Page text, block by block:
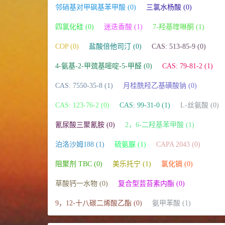
邻硝基对甲砜基苯甲酸 (0) 三氯水杨酸 (0)
四氯化硅 (0) 迷迭香酸 (1) 7-羟基喹啉酮 (1)
COP (0) 盐酸倍他司汀 (0) CAS: 513-85-9 (0)
4-氨基-2-甲巯基嘧啶-5-甲醛 (0) CAS: 79-81-2 (1)
CAS: 7550-35-8 (1) 月桂酰羟乙基磺酸钠 (0)
CAS: 123-76-2 (0) CAS: 99-31-0 (1) L-丝氨酸 (0)
氰尿酸三聚氰胺 (0) 2，6-二羟基苯甲酸 (1)
泊洛沙姆188 (1) 硫氨脲 (1) CAPA 2043 (0)
阻聚剂 TBC (0) 美乐托宁 (1) 氯化镉 (0)
草酸钙一水物 (0) 复合型芸苔素内酯 (0)
9，12-十八碳二烯酸乙酯 (0) 氨甲苯酸 (1)